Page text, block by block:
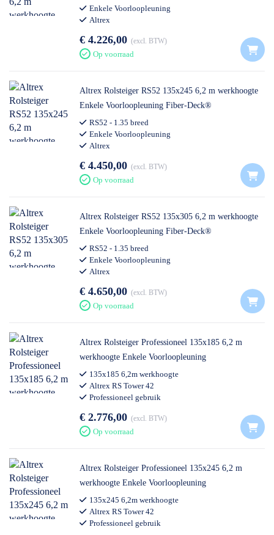
Enkele Voorloopleuning
Altrex
€ 4.226,00 excl. BTW
Op voorraad
Altrex Rolsteiger RS52 135x245 6,2 m werkhoogte
Enkele Voorloopleuning Fiber-Deck®
RS52 - 1.35 breed
Enkele Voorloopleuning
Altrex
€ 4.450,00 excl. BTW
Op voorraad
Altrex Rolsteiger RS52 135x305 6,2 m werkhoogte
Enkele Voorloopleuning Fiber-Deck®
RS52 - 1.35 breed
Enkele Voorloopleuning
Altrex
€ 4.650,00 excl. BTW
Op voorraad
Altrex Rolsteiger Professioneel 135x185 6,2 m
werkhoogte Enkele Voorloopleuning
135x185 6,2m werkhoogte
Altrex RS Tower 42
Professioneel gebruik
€ 2.776,00 excl. BTW
Op voorraad
Altrex Rolsteiger Professioneel 135x245 6,2 m
werkhoogte Enkele Voorloopleuning
135x245 6,2m werkhoogte
Altrex RS Tower 42
Professioneel gebruik